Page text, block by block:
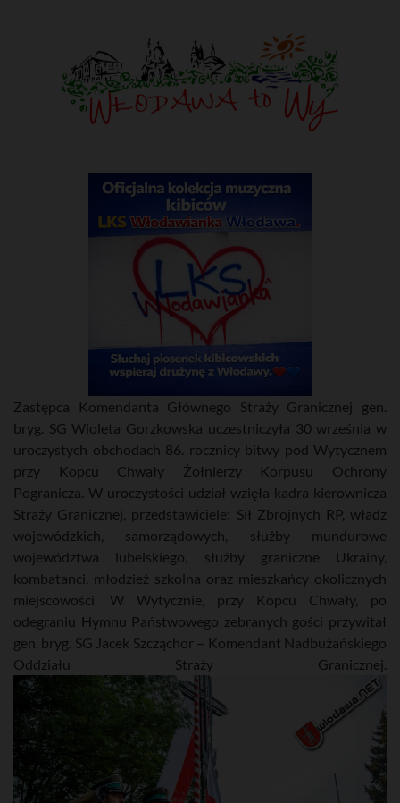
Zastępca Komendanta Głównego Straży Granicznej gen.
bryg. SG Wioleta Gorzkowska uczestniczyła 30 września w
uroczystych obchodach 86. rocznicy bitwy pod Wytycznem
przy Kopcu Chwały Żołnierzy Korpusu Ochrony
Pogranicza. W uroczystości udział wzięła kadra kierownicza
Straży Granicznej, przedstawiciele: Sił Zbrojnych RP, władz
wojewódzkich, samorządowych, służby mundurowe
województwa lubelskiego, służby graniczne Ukrainy,
kombatanci, młodzież szkolna oraz mieszkańcy okolicznych
miejscowości. W Wytycznie, przy Kopcu Chwały, po
odegraniu Hymnu Państwowego zebranych gości przywitał
gen. bryg. SG Jacek Szcząchor – Komendant Nadbużańskiego
Oddziału Straży Granicznej.